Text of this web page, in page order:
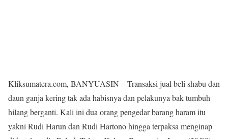
Kliksumatera.com, BANYUASIN – Transaksi jual beli shabu dan
daun ganja kering tak ada habisnya dan pelakunya bak tumbuh
hilang berganti. Kali ini dua orang pengedar barang haram itu
yakni Rudi Harun dan Rudi Hartono hingga terpaksa menginap